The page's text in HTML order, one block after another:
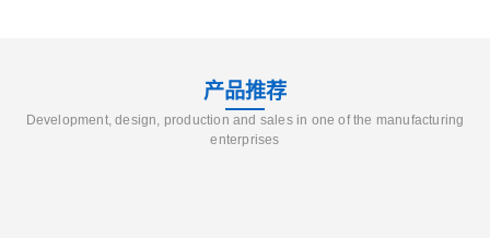
产品推荐
Development, design, production and sales in one of the manufacturing
enterprises